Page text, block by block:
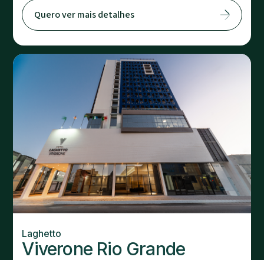
Quero ver mais detalhes
Laghetto
Viverone Rio Grande